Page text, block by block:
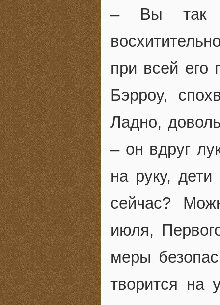
– Вы так
при всей его
Бэрроу,
Ладно,
– он вдруг
на руку,
сейчас?
июля,
меры
творится на